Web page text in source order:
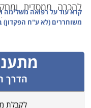
להכרה ממסדית
מהרפואה
ו"משלימה" משום
במסגרת זו קיימות
קרא עוד עלרפואה משלימה
משוחררים (לא ע"ח הפקדון)
הדרך
לקבלת